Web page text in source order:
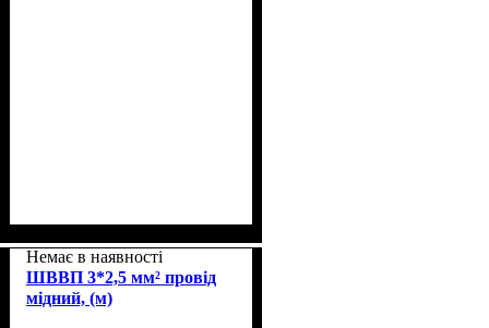
Немає в наявності
ШВВП 3*2,5 мм² провід
мідний, (м)